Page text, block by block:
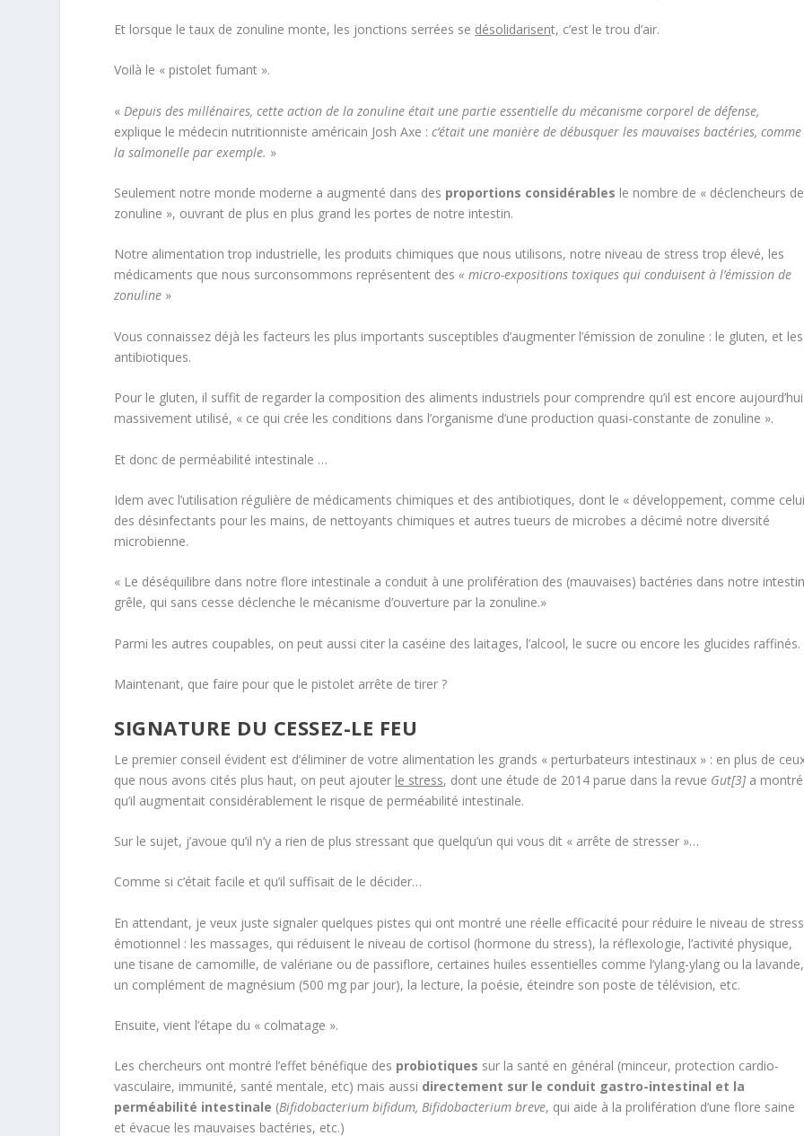
Et lorsque le taux de zonuline monte, les jonctions serrées se désolidarisent, c’est le trou d’air.
Voilà le « pistolet fumant ».
« Depuis des millénaires, cette action de la zonuline était une partie essentielle du mécanisme corporel de défense,
explique le médecin nutritionniste américain Josh Axe :c’était une manière de débusquer les mauvaises bactéries, comme
la salmonelle par exemple. »
Seulement notre monde moderne a augmenté dans des proportions considérables le nombre de « déclencheurs de
zonuline », ouvrant de plus en plus grand les portes de notre intestin.
Notre alimentation trop industrielle, les produits chimiques que nous utilisons, notre niveau de stress trop élevé, les
médicaments que nous surconsommons représentent des« micro-expositions toxiques qui conduisent à l’émission de
zonuline »
Vous connaissez déjà les facteurs les plus importants susceptibles d’augmenter l’émission de zonuline : le gluten, et les
antibiotiques.
Pour le gluten, il suffit de regarder la composition des aliments industriels pour comprendre qu’il est encore aujourd’hui
massivement utilisé, « ce qui crée les conditions dans l’organisme d’une production quasi-constante de zonuline ».
Et donc de perméabilité intestinale …
Idem avec l’utilisation régulière de médicaments chimiques et des antibiotiques, dont le « développement, comme
des désinfectants pour les mains, de nettoyants chimiques et autres tueurs de microbes a décimé notre diversité
microbienne.
« Le déséquilibre dans notre flore intestinale a conduit à une prolifération des (mauvaises) bactéries dans notre
grêle, qui sans cesse déclenche le mécanisme d’ouverture par la zonuline.»
Parmi les autres coupables, on peut aussi citer la caséine des laitages, l’alcool, le sucre ou encore les glucides raffinés.
Maintenant, que faire pour que le pistolet arrête de tirer ?
SIGNATURE DU CESSEZ-LE FEU
Le premier conseil évident est d’éliminer de votre alimentation les grands « perturbateurs intestinaux » : en plus de
que nous avons cités plus haut, on peut ajouter le stress, dont une étude de 2014 parue dans la revue Gut[3] a montré
qu’il augmentait considérablement le risque de perméabilité intestinale.
Sur le sujet, j’avoue qu’il n’y a rien de plus stressant que quelqu’un qui vous dit « arrête de stresser »…
Comme si c’était facile et qu’il suffisait de le décider…
En attendant, je veux juste signaler quelques pistes qui ont montré une réelle efficacité pour réduire le niveau de stress
émotionnel : les massages, qui réduisent le niveau de cortisol (hormone du stress), la réflexologie, l’activité physique,
une tisane de camomille, de valériane ou de passiflore, certaines huiles essentielles comme l’ylang-ylang ou la lavande,
un complément de magnésium (500 mg par jour), la lecture, la poésie, éteindre son poste de télévision, etc.
Ensuite, vient l’étape du « colmatage ».
Les chercheurs ont montré l’effet bénéfique des probiotiques sur la santé en général (minceur, protection cardio-
vasculaire, immunité, santé mentale, etc) mais aussi directement sur le conduit gastro-intestinal et la
perméabilité intestinale (Bifidobacterium bifidum, Bifidobacterium breve, qui aide à la prolifération d’une flore saine
et évacue les mauvaises bactéries, etc.)